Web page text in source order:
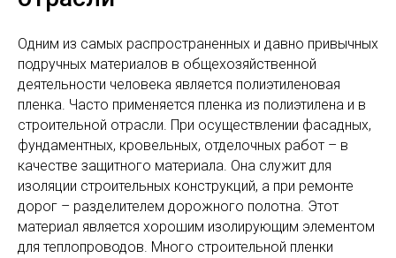
Одним из самых распространенных и давно привычных
подручных материалов в общехозяйственной
деятельности человека является полиэтиленовая
пленка. Часто применяется пленка из полиэтилена и в
строительной отрасли. При осуществлении фасадных,
фундаментных, кровельных, отделочных работ – в
качестве защитного материала. Она служит для
изоляции строительных конструкций, а при ремонте
дорог – разделителем дорожного полотна. Этот
материал является хорошим изолирующим элементом
для теплопроводов. Много строительной пленки